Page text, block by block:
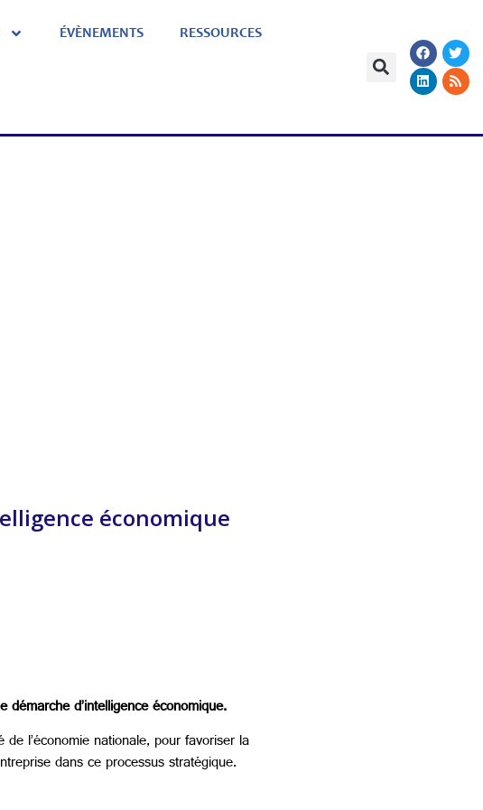
ÉVÈNEMENTS RESSOURCES
économique
d’intelligence économique.
l’économie nationale, pour favoriser la
dans ce processus stratégique.